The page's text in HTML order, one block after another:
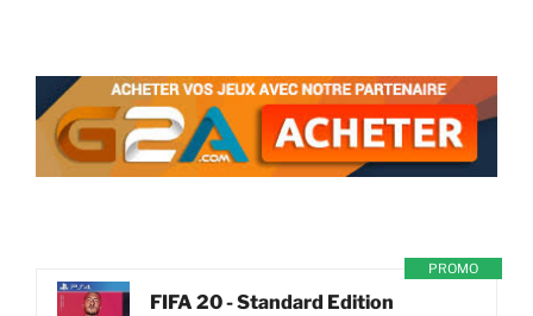
PROMO
FIFA 20 - Standard Edition